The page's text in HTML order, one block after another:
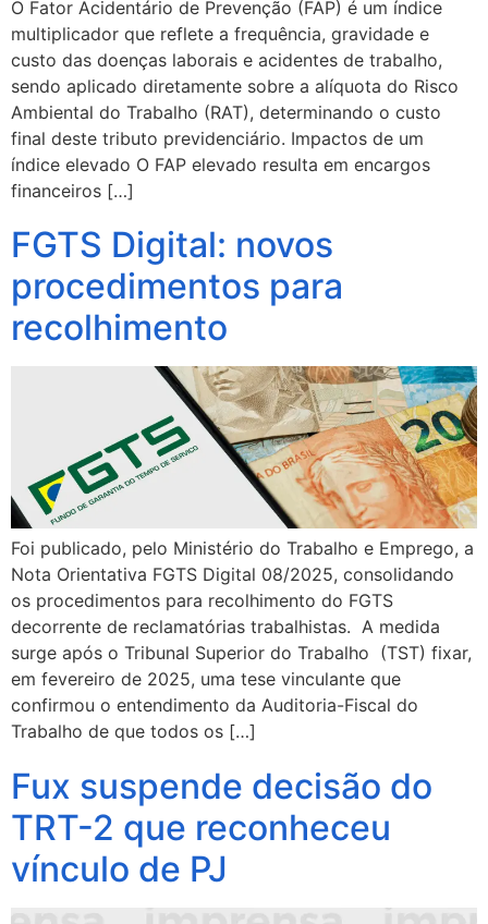
O Fator Acidentário de Prevenção (FAP) é um índice
multiplicador que reflete a frequência, gravidade e
custo das doenças laborais e acidentes de trabalho,
sendo aplicado diretamente sobre a alíquota do Risco
Ambiental do Trabalho (RAT), determinando o custo
final deste tributo previdenciário. Impactos de um
índice elevado O FAP elevado resulta em encargos
financeiros […]
FGTS Digital: novos
procedimentos para
recolhimento
Foi publicado, pelo Ministério do Trabalho e Emprego, a
Nota Orientativa FGTS Digital 08/2025, consolidando
os procedimentos para recolhimento do FGTS
decorrente de reclamatórias trabalhistas. A medida
surge após o Tribunal Superior do Trabalho (TST) fixar,
em fevereiro de 2025, uma tese vinculante que
confirmou o entendimento da Auditoria-Fiscal do
Trabalho de que todos os […]
Fux suspende decisão do
TRT-2 que reconheceu
vínculo de PJ